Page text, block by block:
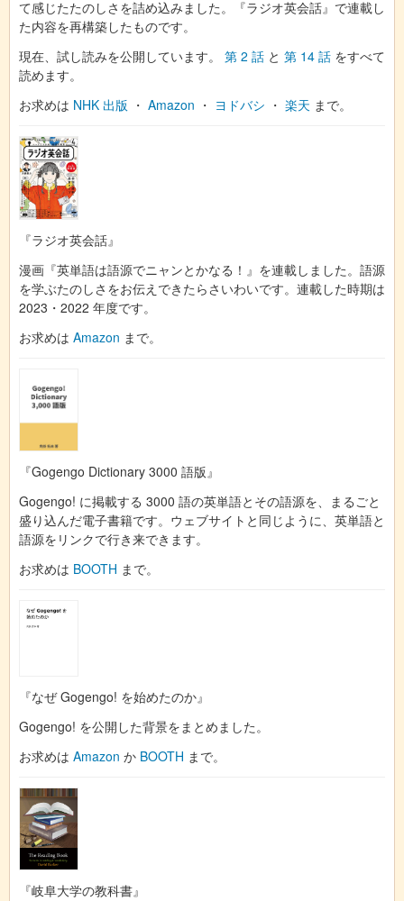
て感じたたのしさを詰め込みました。『ラジオ英会話』で連載し
た内容を再構築したものです。
現在、試し読みを公開しています。 第 2 話 と 第 14 話 をすべて
読めます。
お求めは NHK 出版 ・ Amazon ・ ヨドバシ ・ 楽天 まで。
『ラジオ英会話』
漫画『英単語は語源でニャンとかなる！』を連載しました。語源
を学ぶたのしさをお伝えできたらさいわいです。連載した時期は
2023・2022 年度です。
お求めは Amazon まで。
『Gogengo Dictionary 3000 語版』
Gogengo! に掲載する 3000 語の英単語とその語源を、まるごと
盛り込んだ電子書籍です。ウェブサイトと同じように、英単語と
語源をリンクで行き来できます。
お求めは BOOTH まで。
『なぜ Gogengo! を始めたのか』
Gogengo! を公開した背景をまとめました。
お求めは Amazon か BOOTH まで。
『岐阜大学の教科書』